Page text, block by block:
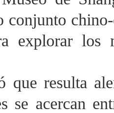
conjunto
explorar
que resulta
se acercan